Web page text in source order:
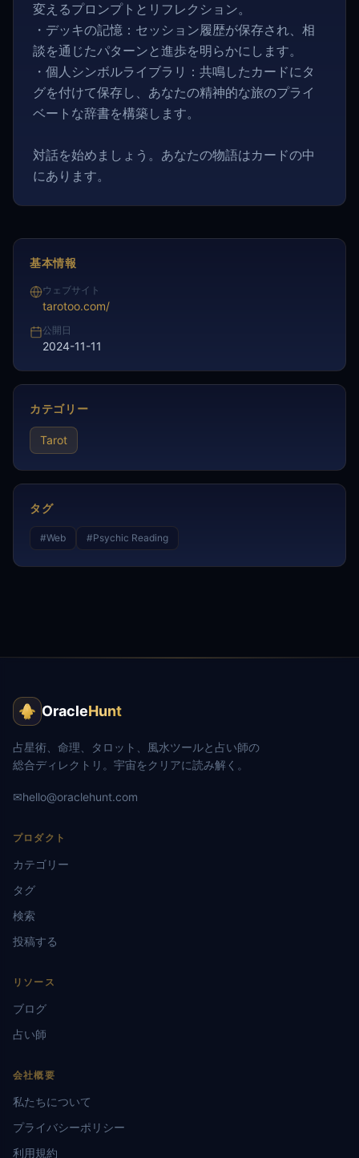
変えるプロンプトとリフレクション。
・デッキの記憶：セッション履歴が保存され、相
談を通じたパターンと進歩を明らかにします。
・個人シンボルライブラリ：共鳴したカードにタ
グを付けて保存し、あなたの精神的な旅のプライ
ベートな辞書を構築します。
対話を始めましょう。あなたの物語はカードの中
にあります。
基本情報
ウェブサイト
tarotoo.com/
公開日
2024-11-11
カテゴリー
Tarot
タグ
#Web #Psychic Reading
OracleHunt
占星術、命理、タロット、風水ツールと占い師の
総合ディレクトリ。宇宙をクリアに読み解く。
✉hello@oraclehunt.com
プロダクト
カテゴリー
タグ
検索
投稿する
リソース
ブログ
占い師
会社概要
私たちについて
プライバシーポリシー
利用規約